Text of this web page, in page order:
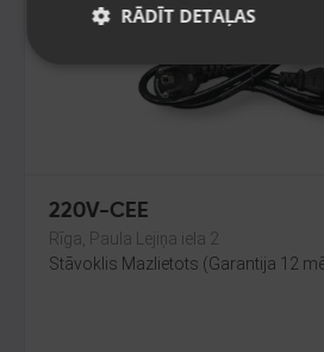
220V-CEE
Rīga, Paula Lejiņa iela 2
Stāvoklis Mazlietots (Garantija 12
RĀDĪT DETAĻAS